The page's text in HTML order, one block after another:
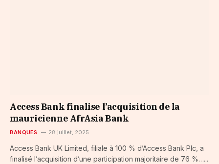
Access Bank finalise l’acquisition de la
mauricienne AfrAsia Bank
BANQUES 28 juillet, 2025
Access Bank UK Limited, filiale à 100 % d’Access Bank Plc, a
finalisé l’acquisition d’une participation majoritaire de 76 %…...